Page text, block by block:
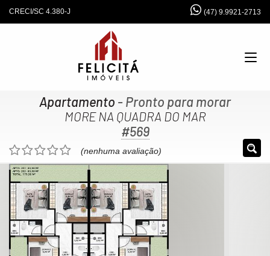
CRECI/SC 4.380-J (47) 9.9921-2713
Apartamento - Pronto para morar
MORE NA QUADRA DO MAR
#569
(nenhuma avaliação)